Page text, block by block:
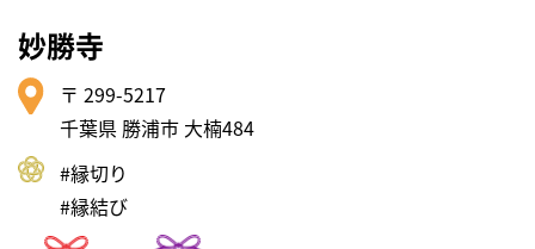
妙勝寺
〒 299-5217
千葉県 勝浦市 大楠484
#縁切り
#縁結び